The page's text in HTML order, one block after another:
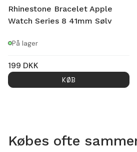
Rhinestone Bracelet Apple
Watch Series 8 41mm Sølv
På lager
199 DKK
KØB
Købes ofte